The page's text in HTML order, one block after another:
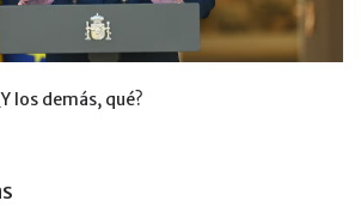
los demás, qué?